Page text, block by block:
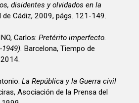
disidentes y olvidados en la
de Cádiz, 2009, págs. 121-149.
Carlos:Pretérito imperfecto.
1949). Barcelona, Tiempo de
La República y la Guerra civil
Asociación de la Prensa del